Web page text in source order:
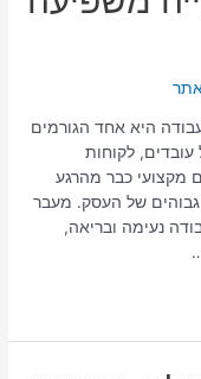
היא אחד הגורמים
לקוחות
מקצועי כבר מהרגע
של העסק. מעבר
נעימה ובריאה,